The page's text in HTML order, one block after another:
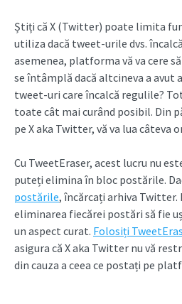
Știți că X (Twitter) poate limita
utiliza dacă tweet-urile dvs.
asemenea, platforma vă va cere
se întâmplă dacă altcineva a avut
tweet-uri care încalcă regulile?
toate cât mai curând posibil. Din
pe X aka Twitter, vă va lua câteva
Cu TweetEraser, acest lucru nu
puteți elimina în bloc postările.
postările, încărcați arhiva
eliminarea fiecărei postări să fie
un aspect curat. Folosiți
asigura că X aka Twitter nu vă
din cauza a ceea ce postați pe